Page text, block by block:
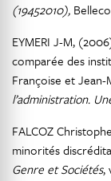
(19452010),
EYMERI J-M,
comparée des
Françoise et Jean-
l’administration.
FALCOZ
minorités
Genre et Sociétés,